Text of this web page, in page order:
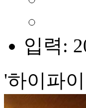
입력:
'하이파